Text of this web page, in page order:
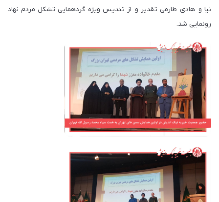
نیا و هادی طارمی تقدیر و از تندیس ویژه گردهمایی تشکل مردم نهاد
رونمایی شد.